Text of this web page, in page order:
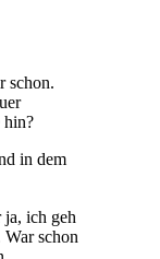
schon.
hin?
in dem
ich geh
schon